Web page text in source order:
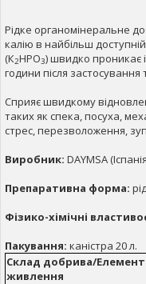
Рідке органомінеральне
калію в найбільш
(К2НРО3) швидко проникає
години після застосування
Сприяє швидкому
таких як спека, посуха,
стрес, перезволоження,
Виробник: DAYMSA
Препаративна форма:
Фізико-хімічні
Пакування: каністра 20 л.
Склад добрива/
живлення